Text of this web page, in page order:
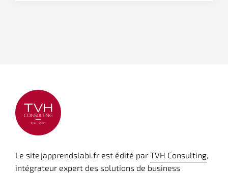
Le site japprendslabi.fr est édité par TVH Consulting
intégrateur expert des solutions de business